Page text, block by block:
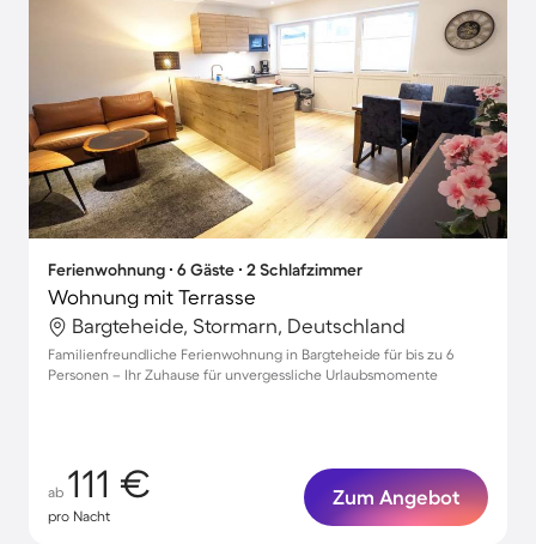
Ferienwohnung ∙ 6 Gäste ∙ 2 Schlafzimmer
Wohnung mit Terrasse
Bargteheide, Stormarn, Deutschland
Familienfreundliche Ferienwohnung in Bargteheide für bis zu 6
Personen – Ihr Zuhause für unvergessliche Urlaubsmomente
ab 111 €
pro Nacht
Zum Angebot